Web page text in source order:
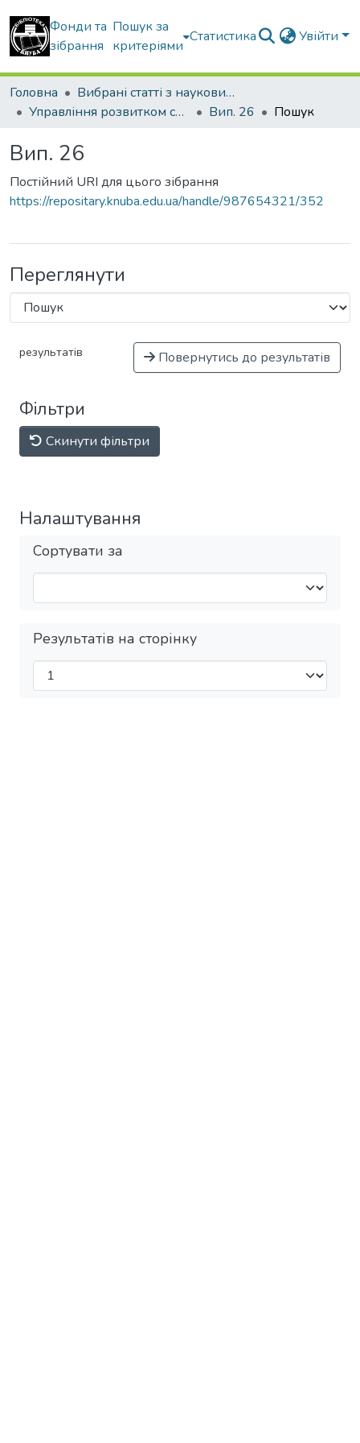
Фонди та
зібрання
Пошук за
критеріями
Статистика Увійти
Головна
Вибрані статті з наукових збірників КНУБА
Управління розвитком складних систем
Вип. 26 Пошук
Вип. 26
Постійний URI для цього зібрання
https://repositary.knuba.edu.ua/handle/987654321/352
Переглянути
результатів Повернутись до результатів
Фільтри
Скинути фільтри
Налаштування
Сортувати за
Результатів на сторінку